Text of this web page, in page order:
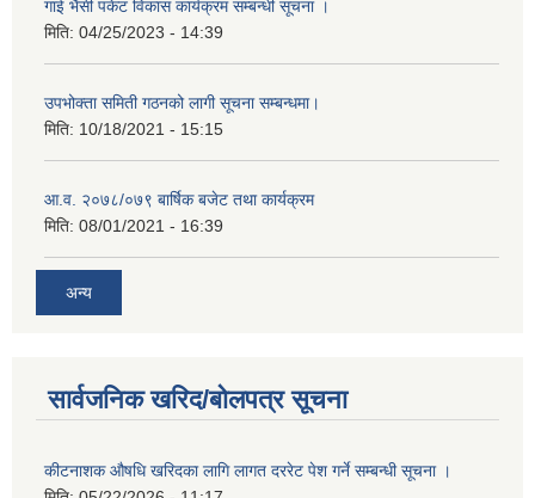
गाई भैंसी पकेट विकास कार्यक्रम सम्बन्धी सूचना ।
मिति: 04/25/2023 - 14:39
उपभोक्ता समिती गठनको लागी सूचना सम्बन्धमा।
मिति: 10/18/2021 - 15:15
आ.व. २०७८/०७९ बार्षिक बजेट तथा कार्यक्रम
मिति: 08/01/2021 - 16:39
अन्य
सार्वजनिक खरिद/बोलपत्र सूचना
कीटनाशक औषधि खरिदका लागि लागत दररेट पेश गर्ने सम्बन्धी सूचना ।